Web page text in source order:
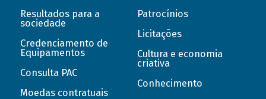
Resultados para a
sociedade
Credenciamento de
Equipamentos
Consulta PAC
Moedas contratuais
Patrocínios
Licitações
Cultura e economia
criativa
Conhecimento